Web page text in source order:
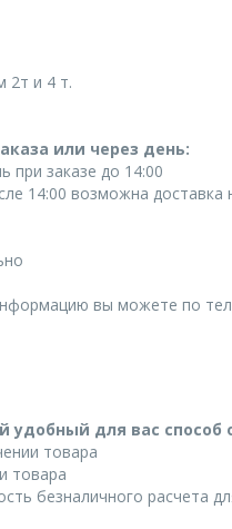
2т и 4 т.
или через день:
при заказе до 14:00
14:00 возможна
вы можете по
для вас способ
товара
товара
безналичного расчета